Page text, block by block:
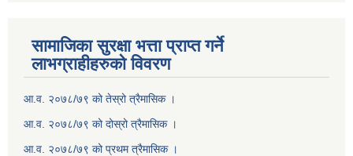
सामाजिका सुरक्षा भत्ता प्राप्त गर्ने
लाभग्राहीहरुको विवरण
आ.व. २०७८/७९ को तेस्रो त्रैमासिक ।
आ.व. २०७८/७९ को दोस्रो त्रैमासिक ।
आ.व. २०७८/७९ को प्रथम त्रैमासिक ।